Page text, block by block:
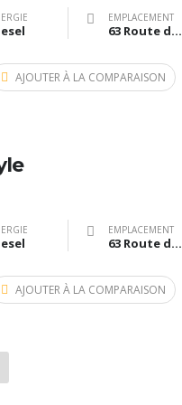
EMPLACEMENT
63 Route de Bazas, Langon, France
AJOUTER À LA COMPARAISON
EMPLACEMENT
63 Route de Bazas, Langon, France
AJOUTER À LA COMPARAISON